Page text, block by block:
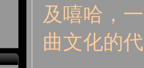
及嘻哈，
曲文化的